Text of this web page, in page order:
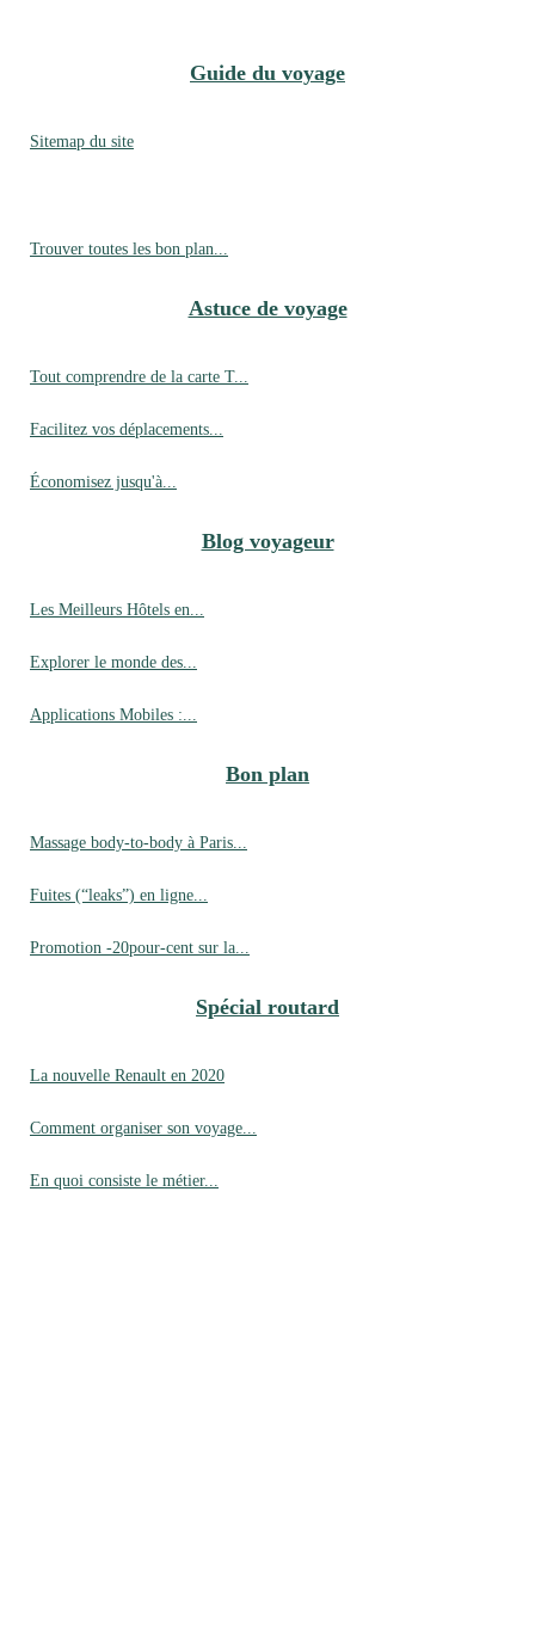
Guide du voyage
Sitemap du site
Trouver toutes les bon plan...
Astuce de voyage
Tout comprendre de la carte T...
Facilitez vos déplacements...
Économisez jusqu'à...
Blog voyageur
Les Meilleurs Hôtels en...
Explorer le monde des...
Applications Mobiles :...
Bon plan
Massage body-to-body à Paris...
Fuites (“leaks”) en ligne...
Promotion -20pour-cent sur la...
Spécial routard
La nouvelle Renault en 2020
Comment organiser son voyage...
En quoi consiste le métier...